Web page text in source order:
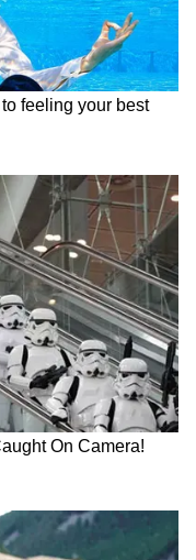
প্ল্যাটফর্ম
আসার সময়, বয়স্ক
জন্য
বেশিরভাগ
বিনামূল্যে বা খুব
(1AC, 2AC,
কম্বল, বালিশ